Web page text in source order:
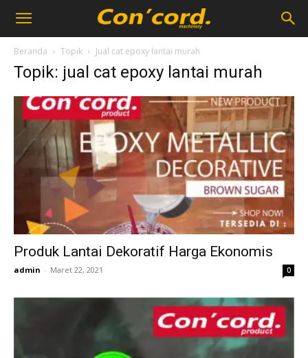
Beranda Topik Jual cat epoxy lantai murah
Topik: jual cat epoxy lantai murah
Produk Lantai Dekoratif Harga Ekonomis
admin - Maret 22, 2021 0